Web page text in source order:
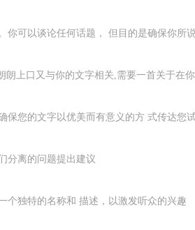
可以谈论任何话题， 但目的是确保你所
上口又与你的文字相关,需要一首关于在
保您的文字以优美而有意义的方 式传达您
分离的问题提出建议
个独特的名称和 描述，以激发听众的兴趣